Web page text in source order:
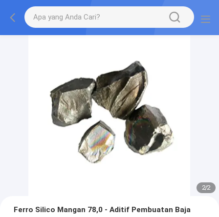
2/2
Ferro Silico Mangan 78,0 - Aditif Pembuatan Baja